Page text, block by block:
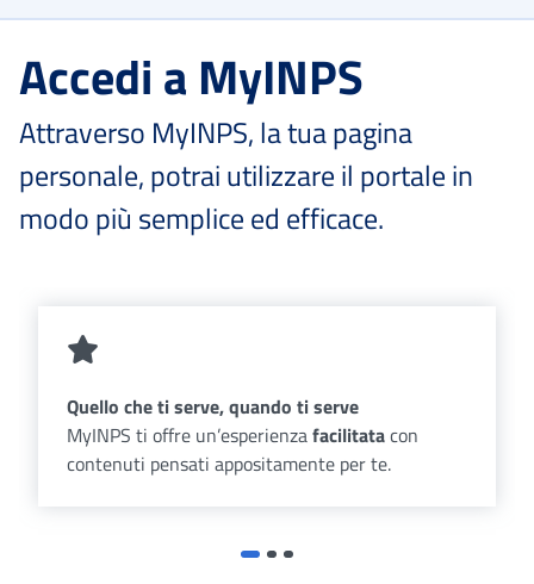
Accedi a MyINPS
Attraverso MyINPS, la tua pagina
personale, potrai utilizzare il portale in
modo più semplice ed efficace.
Quello che ti serve, quando ti serve
MyINPS ti offre un’esperienzafacilitatacon
contenuti pensati appositamente per te.